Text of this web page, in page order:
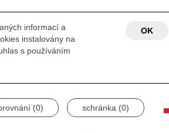
informací a
instalovány na
s používáním
OK
(0) schránka (0)